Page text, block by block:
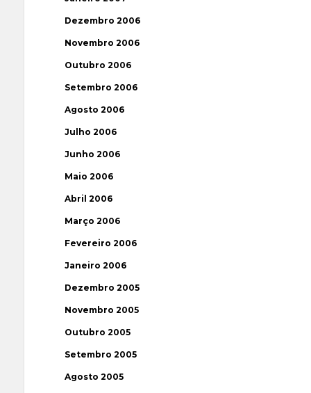
Dezembro 2006
Novembro 2006
Outubro 2006
Setembro 2006
Agosto 2006
Julho 2006
Junho 2006
Maio 2006
Abril 2006
Março 2006
Fevereiro 2006
Janeiro 2006
Dezembro 2005
Novembro 2005
Outubro 2005
Setembro 2005
Agosto 2005